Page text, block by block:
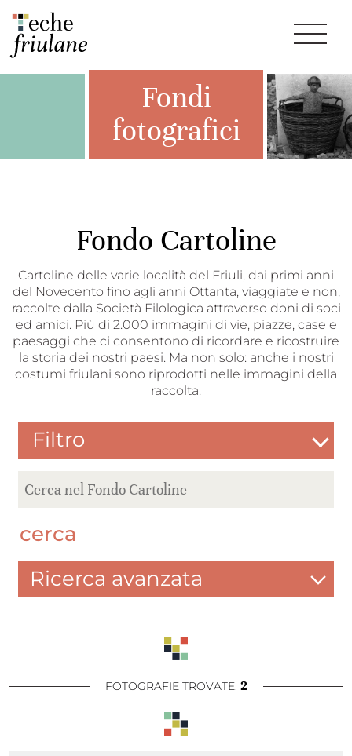
Fondi
fotografici
Fondo Cartoline
Cartoline delle varie località del Friuli, dai primi anni
del Novecento fino agli anni Ottanta, viaggiate e non,
raccolte dalla Società Filologica attraverso doni di soci
ed amici. Più di 2.000 immagini di vie, piazze, case e
paesaggi che ci consentono di ricordare e ricostruire
la storia dei nostri paesi. Ma non solo: anche i nostri
costumi friulani sono riprodotti nelle immagini della
raccolta.
Filtro
cerca
Ricerca avanzata
FOTOGRAFIE TROVATE: 2